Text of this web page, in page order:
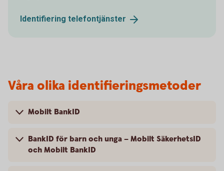
Identifiering telefontjänster
Våra olika identifieringsmetoder
Mobilt BankID
BankID för barn och unga – Mobilt SäkerhetsID
och Mobilt BankID